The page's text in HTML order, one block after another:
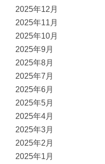
2025年12月
2025年11月
2025年10月
2025年9月
2025年8月
2025年7月
2025年6月
2025年5月
2025年4月
2025年3月
2025年2月
2025年1月